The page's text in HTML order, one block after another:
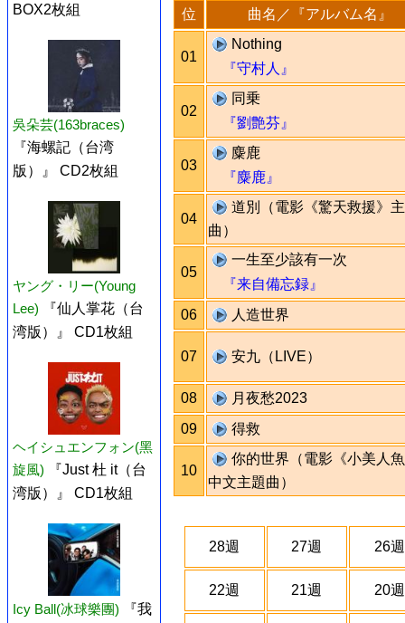
BOX2枚組
吳朵芸(163braces)
『海螺記（台湾
版）』 CD2枚組
ヤング・リー(Young
Lee)
『仙人掌花（台
湾版）』 CD1枚組
ヘイシュエンフォン(黑
旋風)
『Just 杜 it（台
湾版）』 CD1枚組
Icy Ball(冰球樂團)
『我
位 曲名／『アルバム名』
01
Nothing
『守村人』
02
同乗
『劉艶芬』
03
麋鹿
『麋鹿』
04
道別（電影《驚天救援》
曲）
05
一生至少該有一次
『来自備忘録』
06
人造世界
07 安九（LIVE）
08
月夜愁2023
09
得救
10
你的世界（電影《小美人
中文主題曲）
28週 27週 26週
22週 21週 20週